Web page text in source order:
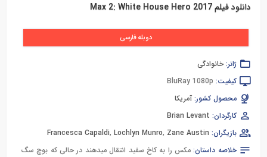
دانلود فیلم Max 2: White House Hero 2017
دوبله فارسی
ژانر: خانوادگی
کیفیت: BluRay 1080p
محصول کشور: آمریکا
کارگردان: Brian Levant
بازیگران:
Francesca Capaldi, Lochlyn Munro, Zane Austin
خلاصه داستان:مکس را به کاخ سفید انتقال میدهند در حالی که بوچ سگ